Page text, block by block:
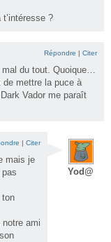
t’intéresse ?
Répondre | Citer
du tout. Quoique…
mettre la puce à
Vador me paraît
Yod@
| Citer
mais je
ton
ami